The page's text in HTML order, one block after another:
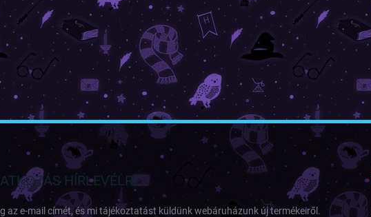
HÍRLEVÉLRE
az e-mail címét, és mi tájékoztatást küldünk webáruházunk új termékeiről.